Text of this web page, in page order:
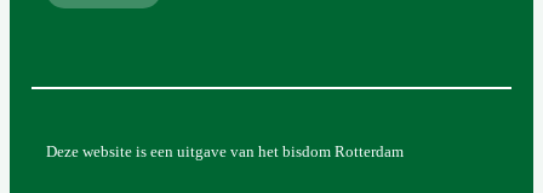
Deze website is een uitgave van het bisdom Rotterdam